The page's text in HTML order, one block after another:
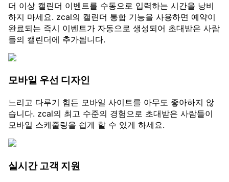
더 이상 캘린더 이벤트를 수동으로 입력하는 시간을 낭비
하지 마세요. zcal의 캘린더 통합 기능을 사용하면 예약이
완료되는 즉시 이벤트가 자동으로 생성되어 초대받은 사람
들의 캘린더에 추가됩니다.
모바일 우선 디자인
느리고 다루기 힘든 모바일 사이트를 아무도 좋아하지 않
습니다. zcal의 최고 수준의 경험으로 초대받은 사람들이
모바일 스케줄링을 쉽게 할 수 있게 하세요.
실시간 고객 지원